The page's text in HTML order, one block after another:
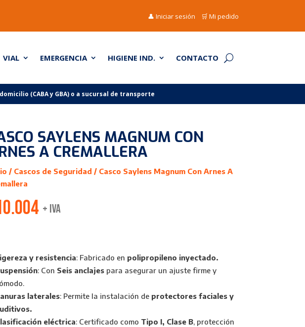
👤 Iniciar sesión 🛒 Mi pedido
VIAL EMERGENCIA HIGIENE IND. CONTACTO
(CABA y GBA) o a sucursal de transporte
SAYLENS MAGNUM CON
A CREMALLERA
/ Cascos de Seguridad / Casco Saylens Magnum Con Arnes A
+ IVA
y resistencia: Fabricado en polipropileno inyectado.
: Con Seis anclajespara asegurar un ajuste firme y
laterales: Permite la instalación de protectores faciales y
eléctrica: Certificado como Tipo I, Clase B, protección